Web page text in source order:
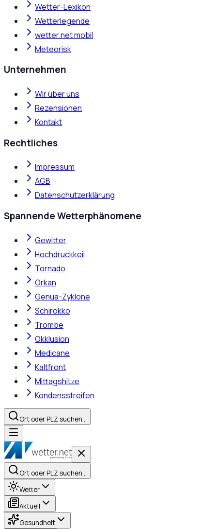
Wetter-Lexikon
Wetterlegende
wetter.net mobil
Meteorisk
Unternehmen
Wir über uns
Rezensionen
Kontakt
Rechtliches
Impressum
AGB
Datenschutzerklärung
Spannende Wetterphänomene
Gewitter
Hochdruckkeil
Tornado
Orkan
Genua-Zyklone
Schirokko
Trombe
Okklusion
Medicane
Kaltfront
Mittagshitze
Kondensstreifen
Ort oder PLZ suchen…
Ort oder PLZ suchen…
Wetter
Aktuell
Gesundheit